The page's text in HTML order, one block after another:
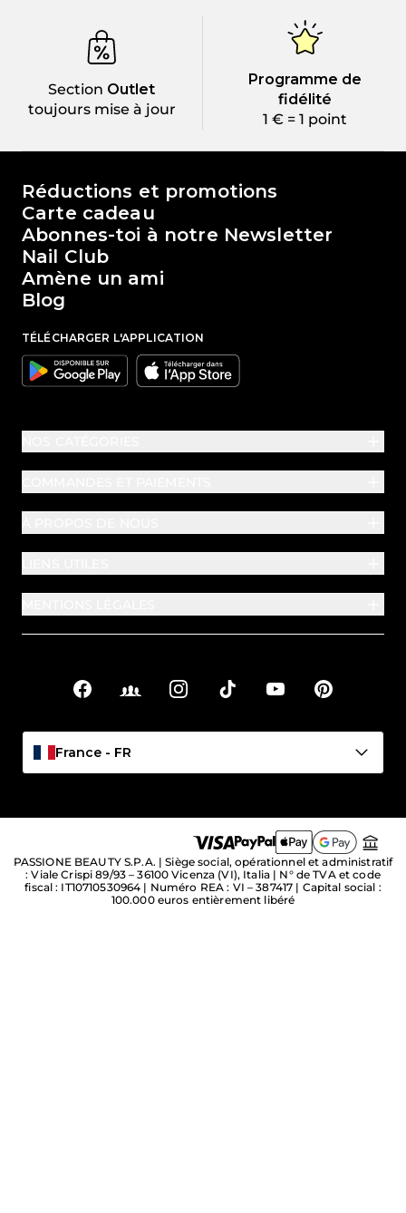
Section Outlet
toujours mise à jour
Programme de
fidélité
1 € = 1 point
Le monde de Passione Beauty
Réductions et promotions
Carte cadeau
Abonnes-toi à notre Newsletter
Nail Club
Amène un ami
Blog
TÉLÉCHARGER L'APPLICATION
Google Apple
Liens sociaux
FacebookFacebook Groups
InstagramTikTok YouTubePinterest
France - FR
PASSIONE BEAUTY S.P.A. | Siège social, opérationnel et administratif
: Viale Crispi 89/93 – 36100 Vicenza (VI), Italia | N° de TVA et code
fiscal : IT10710530964 | Numéro REA : VI – 387417 | Capital social :
100.000 euros entièrement libéré